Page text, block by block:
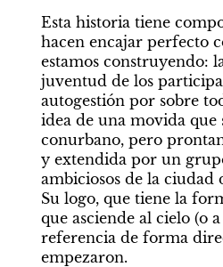
Esta historia tiene
hacen encajar perfecto
estamos construyendo:
juventud de los
autogestión por sobre
idea de una movida que
conurbano, pero
y extendida por un
ambiciosos de la ciudad
Su logo, que tiene la
que asciende al cielo (o
referencia de forma
empezaron.